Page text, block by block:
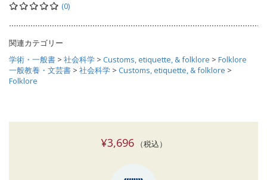
(0)
関連カテゴリー
学術・一般書 > 社会科学 > Customs, etiquette, & folklore > Folklore
一般教養・文芸書 > 社会科学 > Customs, etiquette, & folklore >
Folklore
¥3,696（税込）